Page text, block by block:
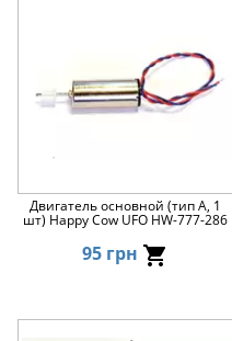
Двигатель основной (тип A, 1
шт) Happy Cow UFO HW-777-286
95 грн